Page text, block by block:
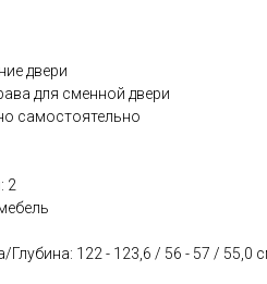
двери
для сменной двери
самостоятельно
2
122 - 123,6 / 56 - 57 / 55,0